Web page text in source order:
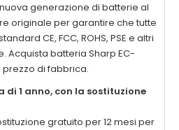
generazione di batterie al
originale per garantire che tutte
CE, FCC, ROHS, PSE e altri
Acquista batteria Sharp EC-
di fabbrica.
di 1 anno, con la sostituzione
gratuito per 12 mesi per